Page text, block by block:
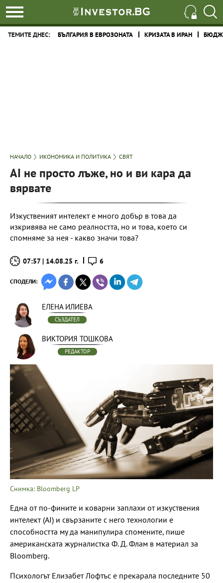
ТЕМИТЕ ДНЕС: БЪЛГАРИЯ В ЕВРОЗОНАТА КРИЗАТА В ИРАН
НАЧАЛО ИКОНОМИКА И ПОЛИТИКА СВЯТ
AI не просто лъже, но и ви кара да
вярвате
Изкуственият интелект е много добър в това да
изкривява не само реалността, но и това, което си
спомняме за нея - какво значи това?
07:57 | 14.08.25 г. 6
СПОДЕЛИ:
ЕЛЕНА ИЛИЕВА
СЪЗДАТЕЛ
ВИКТОРИЯ ТОШКОВА
РЕДАКТОР
Снимка: Bloomberg LP
Една от по-фините и коварни заплахи от изкуствения
интелект (АІ) и свързаните с него технологии е
способността му да манипулира спомените, пише
американската журналистка Ф. Д. Флам в материал за
Bloomberg.
Психологът Елизабет Лофтъс е прекарала последните 50